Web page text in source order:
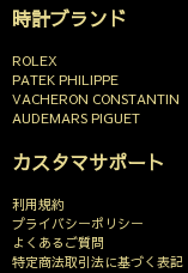
時計ブランド
ROLEX
PATEK PHILIPPE
VACHERON CONSTANTIN
AUDEMARS PIGUET
カスタマサポート
利用規約
プライバシーポリシー
よくあるご質問
特定商法取引法に基づく表記